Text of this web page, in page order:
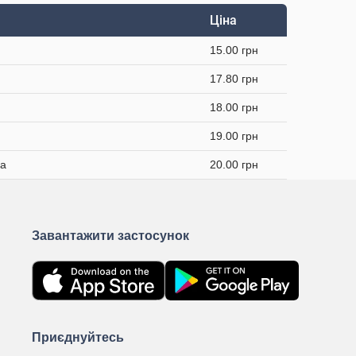
Ціна
15.00 грн
17.80 грн
18.00 грн
19.00 грн
20.00 грн
Завантажити застосунок
Приєднуйтесь